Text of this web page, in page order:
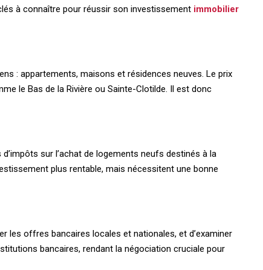
à connaître pour réussir son investissement immobilier
: appartements, maisons et résidences neuves. Le prix
le Bas de la Rivière ou Sainte-Clotilde. Il est donc
sur l’achat de logements neufs destinés à la
plus rentable, mais nécessitent une bonne
les offres bancaires locales et nationales, et d’examiner
bancaires, rendant la négociation cruciale pour